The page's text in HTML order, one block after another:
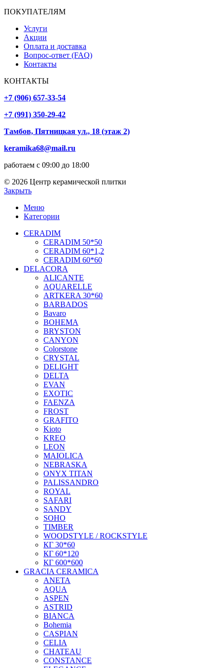
ПОКУПАТЕЛЯМ
Услуги
Акции
Оплата и доставка
Вопрос-ответ (FAQ)
Контакты
КОНТАКТЫ
+7 (906) 657-33-54
+7 (991) 350-29-42
Тамбов, Пятницкая ул., 18 (этаж 2)
keramika68@mail.ru
работаем с 09:00 до 18:00
© 2026 Центр керамической плитки
Закрыть
Меню
Категории
CERADIM
CERADIM 50*50
CERADIM 60*1,2
CERADIM 60*60
DELACORA
ALICANTE
AQUARELLE
ARTKERA 30*60
BARBADOS
Bavaro
BOHEMA
BRYSTON
CANYON
Colorstone
CRYSTAL
DELIGHT
DELTA
EVAN
EXOTIC
FAENZA
FROST
GRAFITO
Kioto
KREO
LEON
MAIOLICA
NEBRASKA
ONYX TITAN
PALISSANDRO
ROYAL
SAFARI
SANDY
SOHO
TIMBER
WOODSTYLE / ROCKSTYLE
КГ 30*60
КГ 60*120
КГ 600*600
GRACIA CERAMICA
ANETA
AQUA
ASPEN
ASTRID
BIANCA
Bohemia
CASPIAN
CELIA
CHATEAU
CONSTANCE